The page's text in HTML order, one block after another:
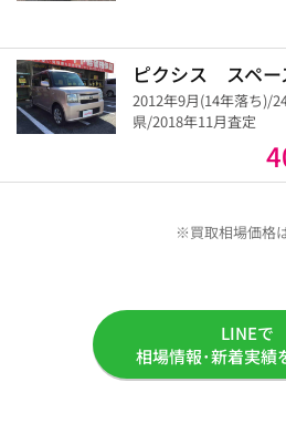
ピクシス スペ
2012年9月(14年落ち)/
県/2018年11月査定
※買取相場価格
LINEで
相場情報･新着実績